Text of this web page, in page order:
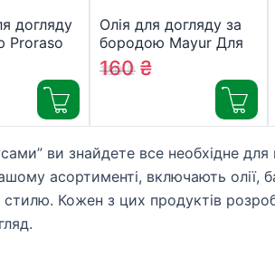
догляду
Proraso
Олія для догляду за
бородою Mayur Для
росту та живлення
бороди та вусів 30
мл (4820230952865)
180₴
160₴
ви знайдете все необхідне
асортименті, включають олії,
Кожен з цих продуктів